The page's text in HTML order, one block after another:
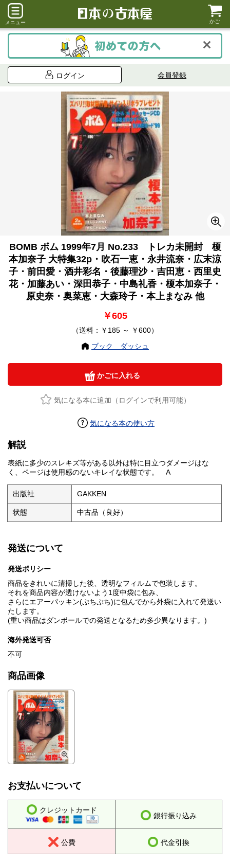
メニュー かご
ログイン 会員登録
BOMB ボム 1999年7月 No.233 トレカ未開封 榎
本加奈子 大特集32p・吹石一恵・永井流奈・広末涼
子・前田愛・酒井彩名・後藤理沙・吉田恵・西里史
花・加藤あい・深田恭子・中島礼香・榎本加奈子・
原史奈・奥菜恵・大森玲子・本上まなみ 他
￥605
（送料：￥185 ～ ￥600）
ブック ダッシュ
かごに入れる
気になる本に追加（ログインで利用可能）
気になる本の使い方
解説
表紙に多少のスレキズ等がある以外は特に目立つダメージはな
く、ページは使用感のないキレイな状態です。 A
出版社 GAKKEN
状態 中古品（良好）
発送について
発送ポリシー
商品をきれいに清掃した後、透明なフィルムで包装します。
それを商品内容が透けないよう1度中袋に包み、
さらにエアーパッキン(ぷちぷち)に包んでから外袋に入れて発送い
たします。
(重い商品はダンボールでの発送となるため多少異なります。)
海外発送可否
不可
商品画像
お支払いについて
クレジットカード
銀行振り込み
公費 代金引換